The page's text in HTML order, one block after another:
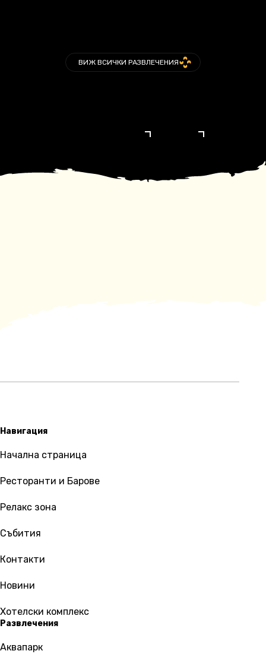
ВИЖ ВСИЧКИ РАЗВЛЕЧЕНИЯ
Навигация
Начална страница
Ресторанти и Барове
Релакс зона
Събития
Контакти
Новини
Хотелски комплекс
Развлечения
Аквапарк